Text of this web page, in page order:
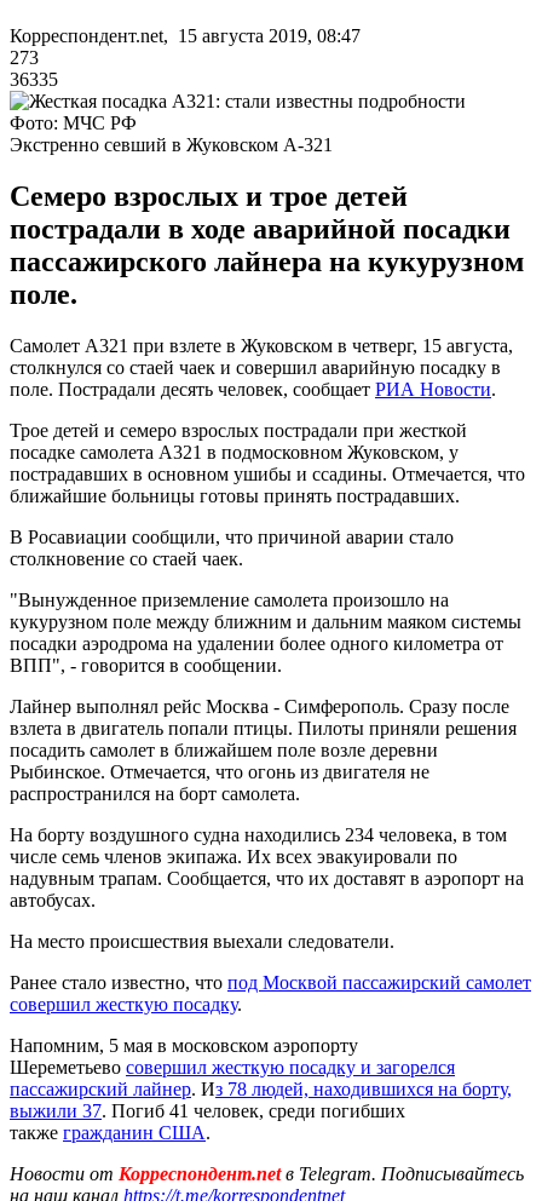
Корреспондент.net, 15 августа 2019, 08:47
273
36335
Фото: МЧС РФ
Экстренно севший в Жуковском A-321
Семеро взрослых и трое детей
пострадали в ходе аварийной посадки
пассажирского лайнера на кукурузном
поле.
Самолет А321 при взлете в Жуковском в четверг, 15 августа,
столкнулся со стаей чаек и совершил аварийную посадку в
поле. Пострадали десять человек, сообщает РИА Новости.
Трое детей и семеро взрослых пострадали при жесткой
посадке самолета A321 в подмосковном Жуковском, у
пострадавших в основном ушибы и ссадины. Отмечается, что
ближайшие больницы готовы принять пострадавших.
В Росавиации сообщили, что причиной аварии стало
столкновение со стаей чаек.
"Вынужденное приземление самолета произошло на
кукурузном поле между ближним и дальним маяком системы
посадки аэродрома на удалении более одного километра от
ВПП", - говорится в сообщении.
Лайнер выполнял рейс Москва - Симферополь. Сразу после
взлета в двигатель попали птицы. Пилоты приняли решения
посадить самолет в ближайшем поле возле деревни
Рыбинское. Отмечается, что огонь из двигателя не
распространился на борт самолета.
На борту воздушного судна находились 234 человека, в том
числе семь членов экипажа. Их всех эвакуировали по
надувным трапам. Сообщается, что их доставят в аэропорт на
автобусах.
На место происшествия выехали следователи.
Ранее стало известно, что под Москвой пассажирский самолет
совершил жесткую посадку.
Напомним, 5 мая в московском аэропорту
Шереметьево совершил жесткую посадку и загорелся
пассажирский лайнер. Из 78 людей, находившихся на борту,
выжили 37. Погиб 41 человек, среди погибших
также гражданин США.
Новости от Корреспондент.netв Telegram. Подписывайтесь
на наш канал https://t.me/korrespondentnet